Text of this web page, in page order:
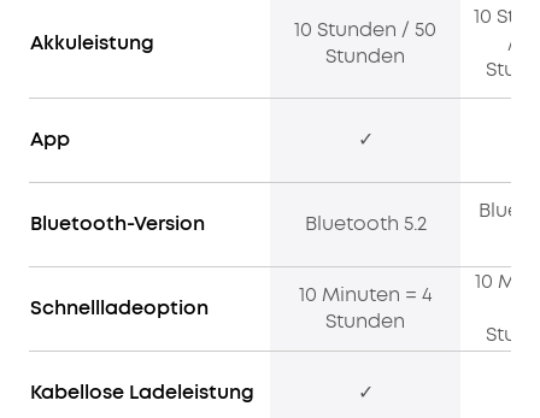
Akkuleistung
10 Stunden / 50
Stunden
10
/
App ✓
Bluetooth-Version Bluetooth 5.2
Schnellladeoption
10 Minuten = 4
Stunden
10
Kabellose Ladeleistung ✓